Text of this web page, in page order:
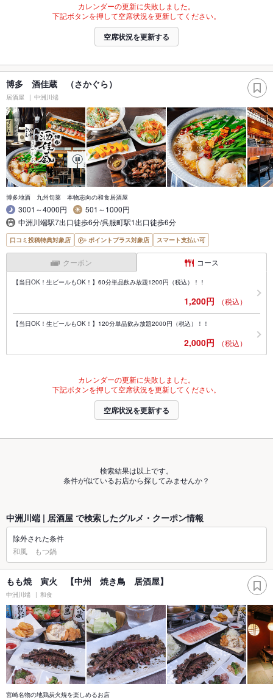
カレンダーの更新に失敗しました。
下記ボタンを押して空席状況を更新してください。
空席状況を更新する
博多 酒佳蔵 （さかぐら）
居酒屋 中洲川端
博多地酒 九州旬菜 本物志向の和食居酒屋
3001～4000円
501～1000円
中洲川端駅7出口徒歩6分/呉服町駅1出口徒歩6分
口コミ投稿特典対象店 ポイントプラス対象店 スマート支払い可
クーポン コース
【当日OK！生ビールもOK！】60分単品飲み放題1200円（税込）！！
1,200円 （税込）
【当日OK！生ビールもOK！】120分単品飲み放題2000円（税込）！！
2,000円 （税込）
カレンダーの更新に失敗しました。
下記ボタンを押して空席状況を更新してください。
空席状況を更新する
検索結果は以上です。
条件が似ているお店から探してみませんか？
中洲川端 | 居酒屋 で検索したグルメ・クーポン情報
除外された条件
和風 もつ鍋
もも焼 寅火 【中州 焼き鳥 居酒屋】
中洲川端 和食
宮崎名物の地鶏炭火焼を楽しめるお店